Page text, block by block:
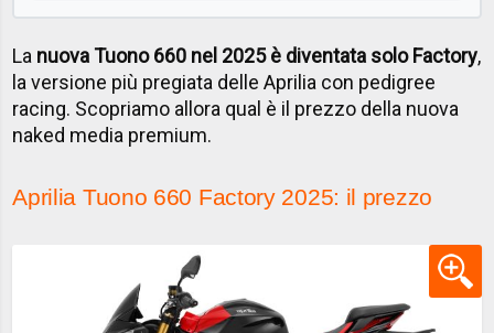
La nuova Tuono 660 nel 2025 è diventata solo Factory,
la versione più pregiata delle Aprilia con pedigree
racing. Scopriamo allora qual è il prezzo della nuova
naked media premium.
Aprilia Tuono 660 Factory 2025: il prezzo